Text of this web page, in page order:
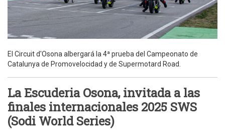
El Circuit d'Osona albergará la 4ª prueba del Campeonato de
Catalunya de Promovelocidad y de Supermotard Road.
La Escuderia Osona, invitada a las
finales internacionales 2025 SWS
(Sodi World Series)